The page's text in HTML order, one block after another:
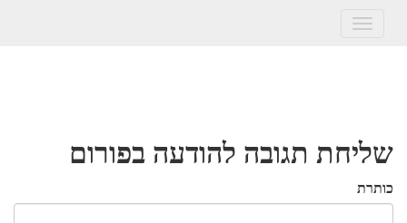
Toggle
שליחת תגובה להודעה בפורום
כותרת